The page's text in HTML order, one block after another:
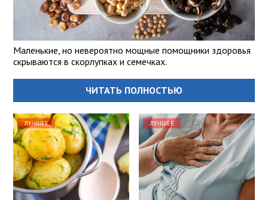
Маленькие, но невероятно мощные помощники здоровья
скрываются в скорлупках и семечках.
ЧИТАТЬ ПОЛНОСТЬЮ
ЛУЧШЕЕ ЛУЧШЕЕ